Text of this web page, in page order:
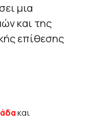
μια
και της
επίθεσης
και